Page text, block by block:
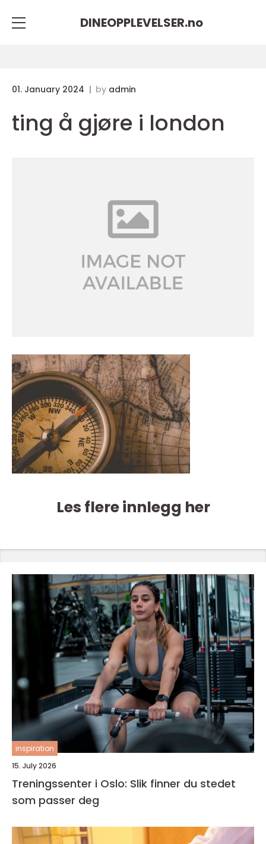
DINEOPPLEVELSER.no
01. January 2024 by admin
ting å gjøre i london
Les flere innlegg her
inspiration
15. July 2026
Treningssenter i Oslo: Slik finner du stedet
som passer deg